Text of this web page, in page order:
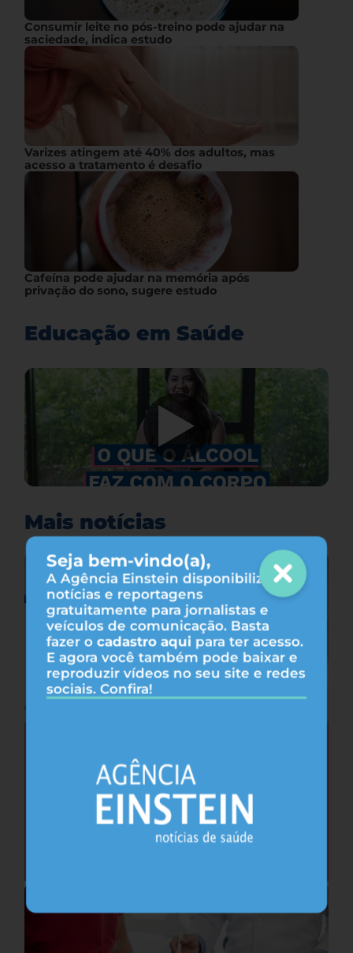
Seja bem-vindo(a),
A Agência Einstein disponibiliza
notícias e reportagens
gratuitamente para jornalistas e
veículos de comunicação. Basta
fazer o cadastro aqui para ter acesso.
E agora você também pode baixar e
reproduzir vídeos no seu site e redes
sociais. Confira!
Consumir leite no pós-treino pode ajudar na
saciedade, indica estudo
Varizes atingem até 40% dos adultos, mas
acesso a tratamento é desafio
Cafeína pode ajudar na memória após
privação do sono, sugere estudo
Educação em Saúde
Mais notícias
Saúde do coração após os 45 anos pode
antecipar risco de demência